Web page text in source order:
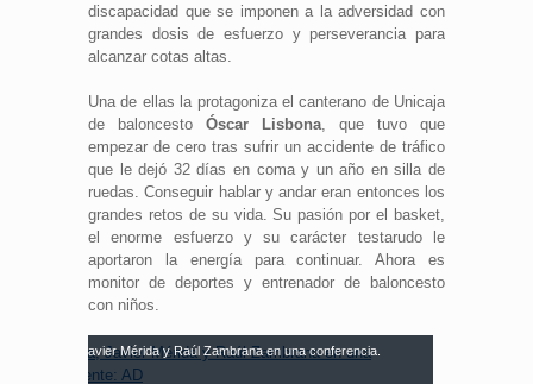
discapacidad que se imponen a la adversidad con
grandes dosis de esfuerzo y perseverancia para
alcanzar cotas altas.
Una de ellas la protagoniza el canterano de Unicaja
de baloncesto Óscar Lisbona, que tuvo que
empezar de cero tras sufrir un accidente de tráfico
que le dejó 32 días en coma y un año en silla de
ruedas. Conseguir hablar y andar eran entonces los
grandes retos de su vida. Su pasión por el basket,
el enorme esfuerzo y su carácter testarudo le
aportaron la energía para continuar. Ahora es
monitor de deportes y entrenador de baloncesto
con niños.
Lisbona, Javier Mérida y Raúl Zambrana en una conferencia.